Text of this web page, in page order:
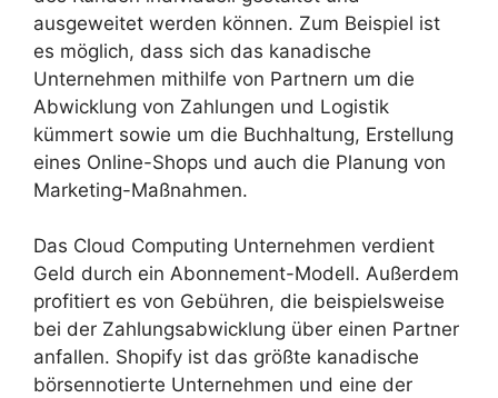
ausgeweitet werden können. Zum Beispiel ist
es möglich, dass sich das kanadische
Unternehmen mithilfe von Partnern um die
Abwicklung von Zahlungen und Logistik
kümmert sowie um die Buchhaltung, Erstellung
eines Online-Shops und auch die Planung von
Marketing-Maßnahmen.
Das Cloud Computing Unternehmen verdient
Geld durch ein Abonnement-Modell. Außerdem
profitiert es von Gebühren, die beispielsweise
bei der Zahlungsabwicklung über einen Partner
anfallen. Shopify ist das größte kanadische
börsennotierte Unternehmen und eine der